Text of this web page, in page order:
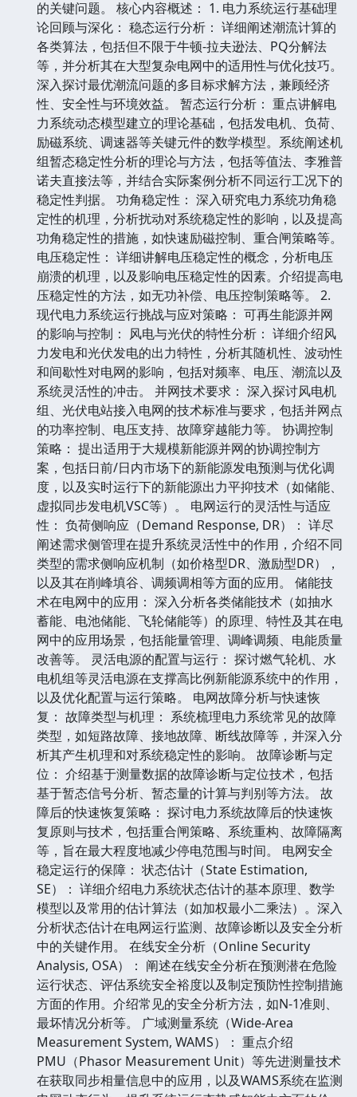
的关键问题。 核心内容概述： 1. 电力系统运行基础理
论回顾与深化： 稳态运行分析： 详细阐述潮流计算的
各类算法，包括但不限于牛顿-拉夫逊法、PQ分解法
等，并分析其在大型复杂电网中的适用性与优化技巧。
深入探讨最优潮流问题的多目标求解方法，兼顾经济
性、安全性与环境效益。 暂态运行分析： 重点讲解电
力系统动态模型建立的理论基础，包括发电机、负荷、
励磁系统、调速器等关键元件的数学模型。系统阐述机
组暂态稳定性分析的理论与方法，包括等值法、李雅普
诺夫直接法等，并结合实际案例分析不同运行工况下的
稳定性判据。 功角稳定性： 深入研究电力系统功角稳
定性的机理，分析扰动对系统稳定性的影响，以及提高
功角稳定性的措施，如快速励磁控制、重合闸策略等。
电压稳定性： 详细讲解电压稳定性的概念，分析电压
崩溃的机理，以及影响电压稳定性的因素。介绍提高电
压稳定性的方法，如无功补偿、电压控制策略等。 2.
现代电力系统运行挑战与应对策略： 可再生能源并网
的影响与控制： 风电与光伏的特性分析： 详细介绍风
力发电和光伏发电的出力特性，分析其随机性、波动性
和间歇性对电网的影响，包括对频率、电压、潮流以及
系统灵活性的冲击。 并网技术要求： 深入探讨风电机
组、光伏电站接入电网的技术标准与要求，包括并网点
的功率控制、电压支持、故障穿越能力等。 协调控制
策略： 提出适用于大规模新能源并网的协调控制方
案，包括日前/日内市场下的新能源发电预测与优化调
度，以及实时运行下的新能源出力平抑技术（如储能、
虚拟同步发电机VSC等）。 电网运行的灵活性与适应
性： 负荷侧响应（Demand Response, DR）： 详尽
阐述需求侧管理在提升系统灵活性中的作用，介绍不同
类型的需求侧响应机制（如价格型DR、激励型DR），
以及其在削峰填谷、调频调相等方面的应用。 储能技
术在电网中的应用： 深入分析各类储能技术（如抽水
蓄能、电池储能、飞轮储能等）的原理、特性及其在电
网中的应用场景，包括能量管理、调峰调频、电能质量
改善等。 灵活电源的配置与运行： 探讨燃气轮机、水
电机组等灵活电源在支撑高比例新能源系统中的作用，
以及优化配置与运行策略。 电网故障分析与快速恢
复： 故障类型与机理： 系统梳理电力系统常见的故障
类型，如短路故障、接地故障、断线故障等，并深入分
析其产生机理和对系统稳定性的影响。 故障诊断与定
位： 介绍基于测量数据的故障诊断与定位技术，包括
基于暂态信号分析、暂态量的计算与判别等方法。 故
障后的快速恢复策略： 探讨电力系统故障后的快速恢
复原则与技术，包括重合闸策略、系统重构、故障隔离
等，旨在最大程度地减少停电范围与时间。 电网安全
稳定运行的保障： 状态估计（State Estimation,
SE）： 详细介绍电力系统状态估计的基本原理、数学
模型以及常用的估计算法（如加权最小二乘法）。深入
分析状态估计在电网运行监测、故障诊断以及安全分析
中的关键作用。 在线安全分析（Online Security
Analysis, OSA）： 阐述在线安全分析在预测潜在危险
运行状态、评估系统安全裕度以及制定预防性控制措施
方面的作用。介绍常见的安全分析方法，如N-1准则、
最坏情况分析等。 广域测量系统（Wide-Area
Measurement System, WAMS）： 重点介绍
PMU（Phasor Measurement Unit）等先进测量技术
在获取同步相量信息中的应用，以及WAMS系统在监测